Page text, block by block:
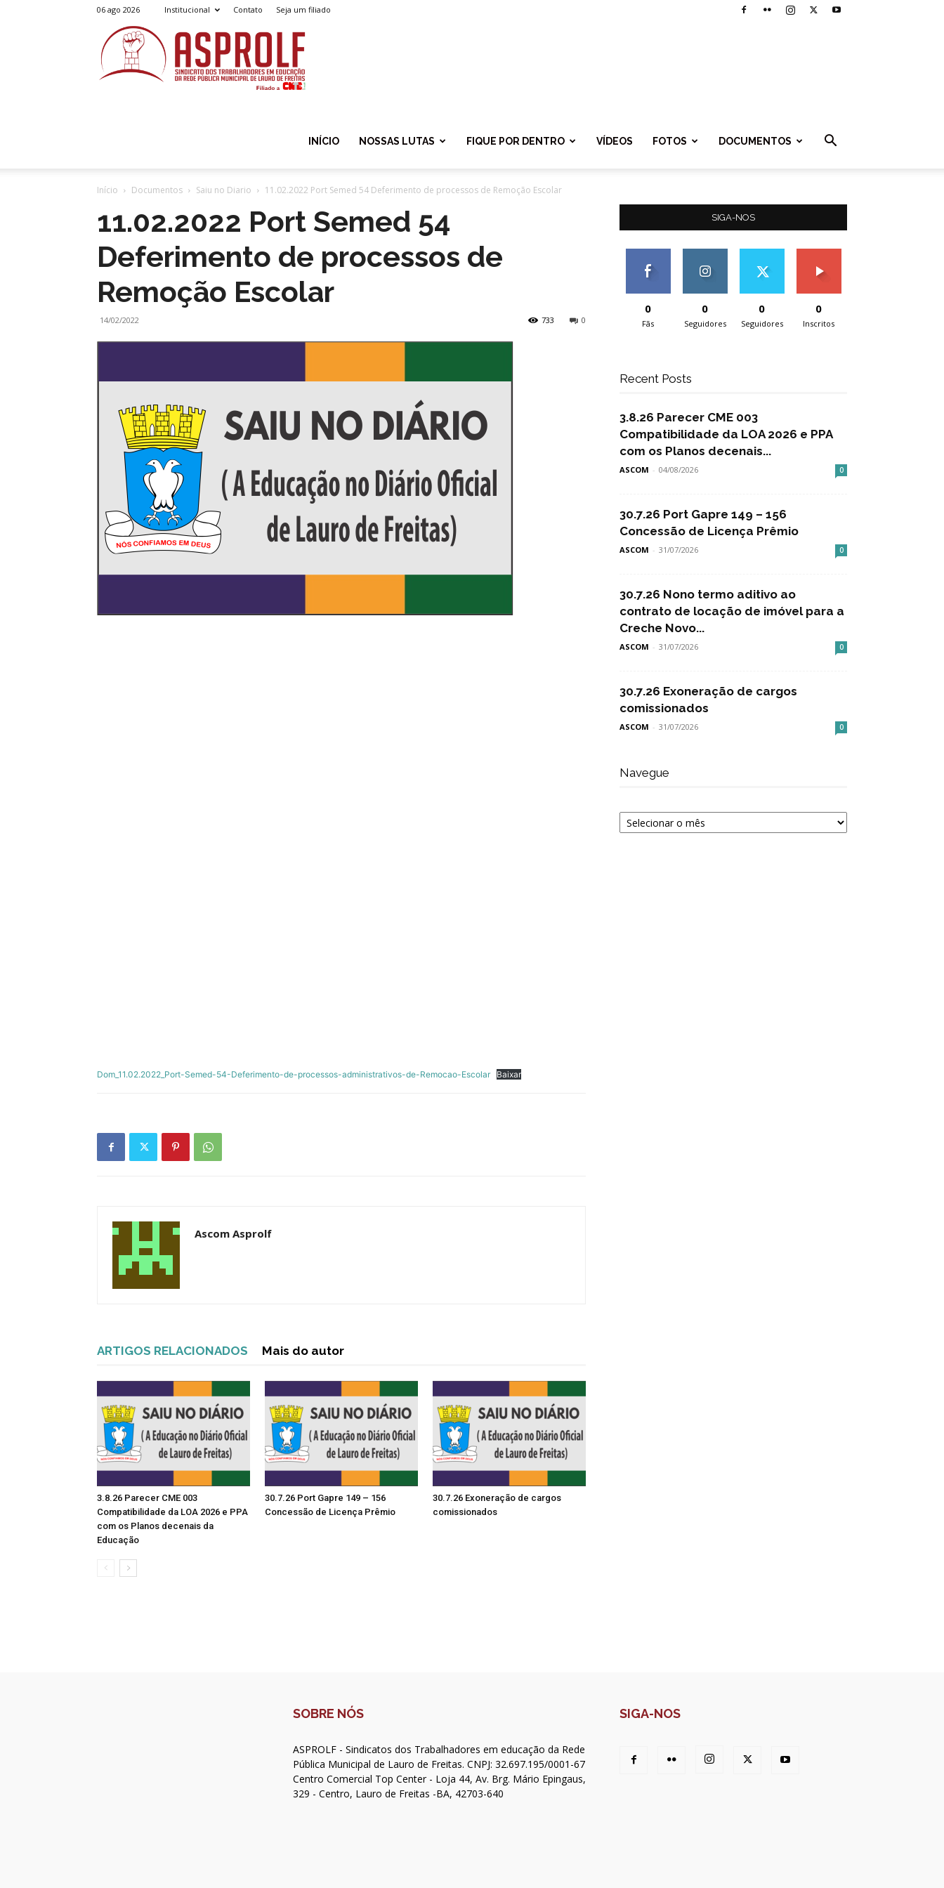
06 ago 2026 Institucional Contato Seja um filiado
INÍCIO NOSSAS LUTAS FIQUE POR DENTRO VÍDEOS FOTOS DOCUMENTOS
Início Documentos Saiu no Diario 11.02.2022 Port Semed 54 Deferimento de processos de Remoção Escolar
11.02.2022 Port Semed 54
Deferimento de processos de
Remoção Escolar
14/02/2022 0
733
Dom_11.02.2022_Port-Semed-54-Deferimento-de-processos-administrativos-de-Remocao-Escolar Baixar
Ascom Asprolf
ARTIGOS RELACIONADOS Mais do autor
3.8.26 Parecer CME 003
Compatibilidade da LOA 2026 e PPA
com os Planos decenais da
Educação
30.7.26 Port Gapre 149 – 156
Concessão de Licença Prêmio
30.7.26 Exoneração de cargos
comissionados
SIGA-NOS
0
Fãs
0
Seguidores
0
Seguidores
0
Inscritos
Recent Posts
3.8.26 Parecer CME 003
Compatibilidade da LOA 2026 e PPA
com os Planos decenais...
ASCOM - 04/08/2026 0
30.7.26 Port Gapre 149 – 156
Concessão de Licença Prêmio
ASCOM - 31/07/2026 0
30.7.26 Nono termo aditivo ao
contrato de locação de imóvel para a
Creche Novo...
ASCOM - 31/07/2026 0
30.7.26 Exoneração de cargos
comissionados
ASCOM - 31/07/2026 0
Navegue
Navegue
SOBRE NÓS
ASPROLF - Sindicatos dos Trabalhadores em educação da Rede
Pública Municipal de Lauro de Freitas. CNPJ: 32.697.195/0001-67
Centro Comercial Top Center - Loja 44, Av. Brg. Mário Epingaus,
329 - Centro, Lauro de Freitas -BA, 42703-640
SIGA-NOS